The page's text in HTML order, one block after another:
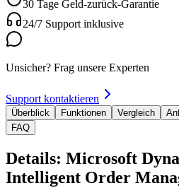
30 Tage Geld-zurück-Garantie
24/7 Support inklusive
Unsicher? Frag unsere Experten
Support kontaktieren
Überblick Funktionen Vergleich
FAQ
Details: Microsoft
Intelligent Order